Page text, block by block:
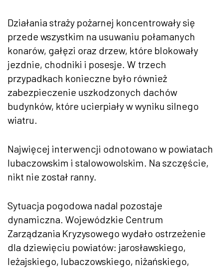
Działania straży pożarnej koncentrowały się
przede wszystkim na usuwaniu połamanych
konarów, gałęzi oraz drzew, które blokowały
jezdnie, chodniki i posesje. W trzech
przypadkach konieczne było również
zabezpieczenie uszkodzonych dachów
budynków, które ucierpiały w wyniku silnego
wiatru.
Najwięcej interwencji odnotowano w powiatach
lubaczowskim i stalowowolskim. Na szczęście,
nikt nie został ranny.
Sytuacja pogodowa nadal pozostaje
dynamiczna. Wojewódzkie Centrum
Zarządzania Kryzysowego wydało ostrzeżenie
dla dziewięciu powiatów: jarosławskiego,
leżajskiego, lubaczowskiego, niżańskiego,